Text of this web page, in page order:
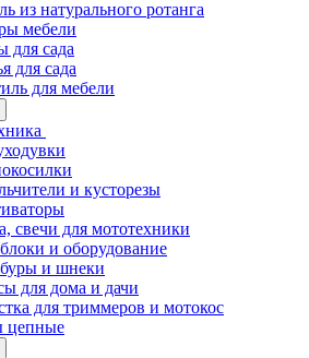
из натурального ротанга
мебели
для сада
для сада
для мебели
и кусторезы
свечи для мототехники
и оборудование
и шнеки
для дома и дачи
для триммеров и мотокос
цепные